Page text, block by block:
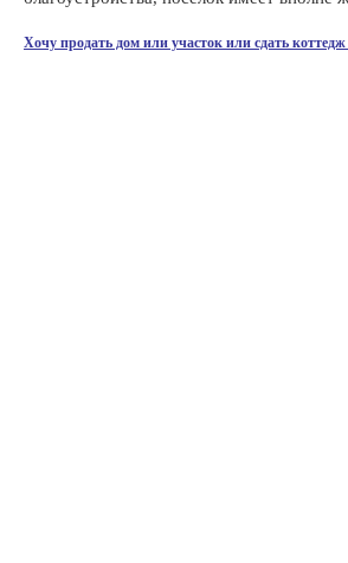
Хочу продать дом или участок или сдать коттедж